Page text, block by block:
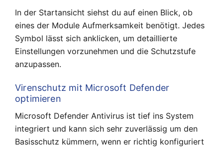
In der Startansicht siehst du auf einen Blick, ob
eines der Module Aufmerksamkeit benötigt. Jedes
Symbol lässt sich anklicken, um detaillierte
Einstellungen vorzunehmen und die Schutzstufe
anzupassen.
Virenschutz mit Microsoft Defender
optimieren
Microsoft Defender Antivirus ist tief ins System
integriert und kann sich sehr zuverlässig um den
Basisschutz kümmern, wenn er richtig konfiguriert